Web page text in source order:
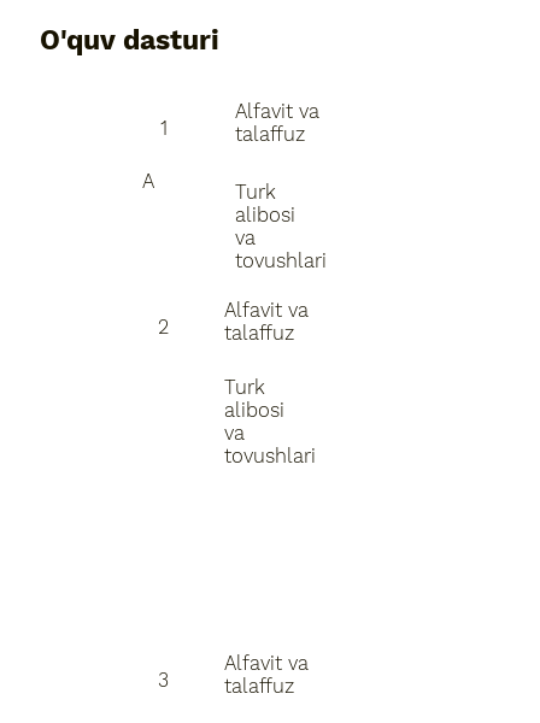
O'quv dasturi
1
A
Alfavit va
talaffuz
Turk
alibosi
va
tovushlari
2
Alfavit va
talaffuz
Turk
alibosi
va
tovushlari
3
Alfavit va
talaffuz